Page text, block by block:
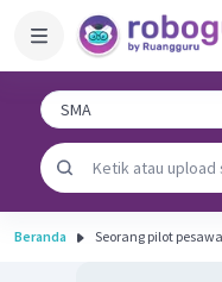
Beranda Seorang pilot